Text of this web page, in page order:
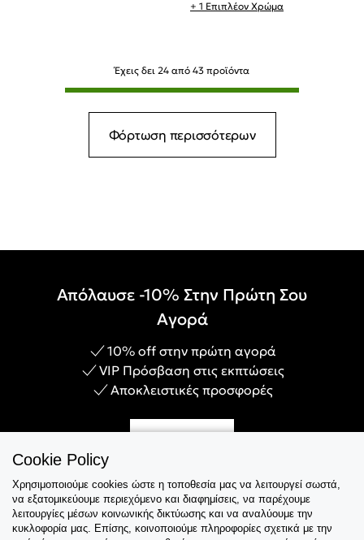
+ 1 Επιπλέον Χρώμα
Έχεις δει 24 από 43 προϊόντα
Φόρτωση περισσότερων
Απόλαυσε -10% Στην Πρώτη Σου
Αγορά
10% off στην πρώτη αγορά
VIP Πρόσβαση στις εκπτώσεις
Αποκλειστικές προσφορές
Εξυπηρέτηση
Cookie Policy
Χρησιμοποιούμε cookies ώστε η τοποθεσία μας να λειτουργεί σωστά,
να εξατομικεύουμε περιεχόμενο και διαφημίσεις, να παρέχουμε
λειτουργίες μέσων κοινωνικής δικτύωσης και να αναλύουμε την
κυκλοφορία μας. Επίσης, κοινοποιούμε πληροφορίες σχετικά με την